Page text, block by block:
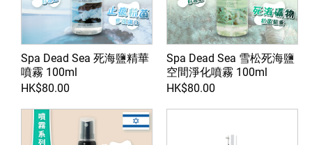
Spa Dead Sea 死海鹽精華
噴霧 100ml
HK$80.00
Spa Dead Sea 雪松死海鹽
空間淨化噴霧 100ml
HK$80.00